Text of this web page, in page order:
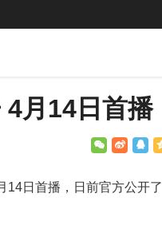
4月14日首播
14日首播，日前官方公开了